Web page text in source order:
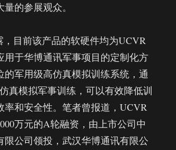
的参展观众。
目前该产品的软硬件均为UCVR
用于华博通讯军事项目的定制化方
的军用级高仿真模拟训练系统，通
真模拟军事训练，可以有效降低训
率和安全性。笔者曾报道，UCVR
万元的A轮融资，由上市公司中
限公司领投，武汉华博通讯有限公